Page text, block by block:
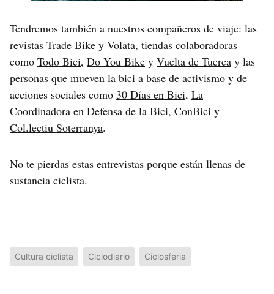
Tendremos también a nuestros compañeros de viaje: las
revistas Trade Bike y Volata, tiendas colaboradoras
como Todo Bici, Do You Bike y Vuelta de Tuerca y las
personas que mueven la bici a base de activismo y de
acciones sociales como 30 Días en Bici, La
Coordinadora en Defensa de la Bici, ConBici y
Col.lectiu Soterranya.
No te pierdas estas entrevistas porque están llenas de
sustancia ciclista.
Cultura ciclista Ciclodiario Ciclosferia